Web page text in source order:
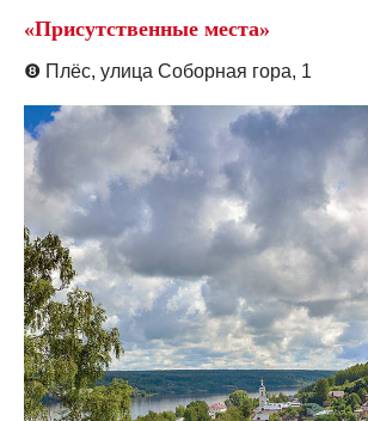
«Присутственные места»
❽ Плёс, улица Соборная гора, 1